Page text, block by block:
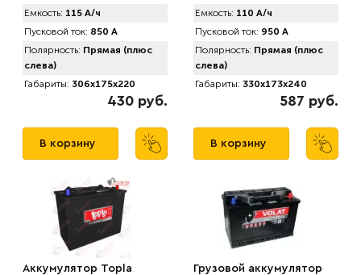
Емкость: 115 А/ч
Пусковой ток: 850 А
Полярность: Прямая (плюс
слева)
Габариты: 306x175x220
430 руб.
В корзину
Емкость: 110 А/ч
Пусковой ток: 950 А
Полярность: Прямая (плюс
слева)
Габариты: 330x173x240
587 руб.
В корзину
Аккумулятор Topla
Грузовой аккумулятор